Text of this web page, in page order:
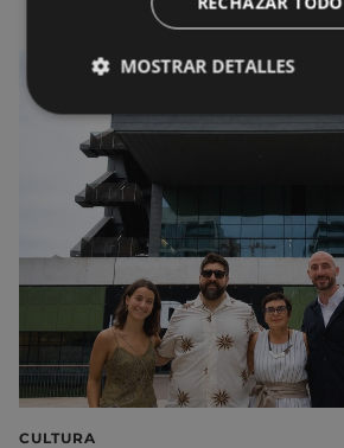
CULTURA
MOSTRAR DETALLES